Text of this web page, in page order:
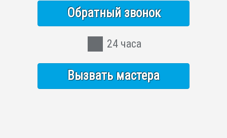
Обратный звонок
24 часа
Вызвать мастера